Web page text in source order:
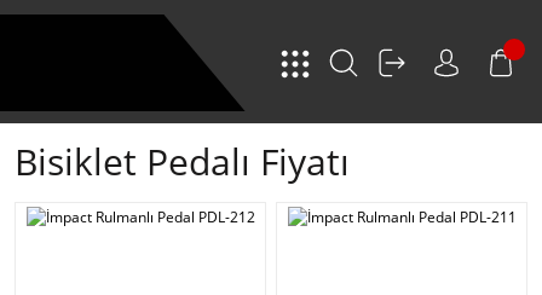
Bisiklet Pedalı Fiyatı